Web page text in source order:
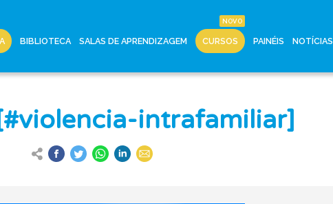
BIBLIOTECA SALAS DE APRENDIZAGEM CURSOS PAINÉIS NOTÍCIAS
intrafamiliar]